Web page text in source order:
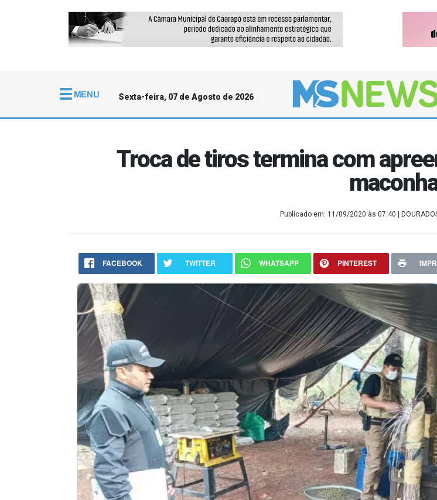
Sexta-feira, 07 de Agosto de 2026
Troca de tiros termina com
Publicado em: 11/09/2020 às 07:40 |
FACEBOOK TWITTER WHATSAPP PINTEREST